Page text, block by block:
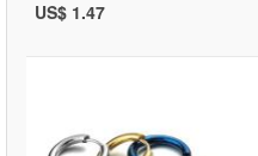
US$ 1.47